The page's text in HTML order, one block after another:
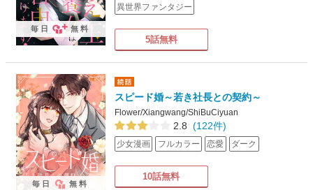
異世界ファンタジー
5話無料
毎日 無料
スピード婚～若き社長との契約～
Flower/Xiangwang/ShiBuCiyuan
2.8 (122件)
少女漫画 フルカラー 恋愛 ダーク
10話無料
毎日 無料